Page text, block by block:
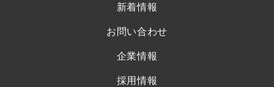
新着情報
お問い合わせ
企業情報
採用情報